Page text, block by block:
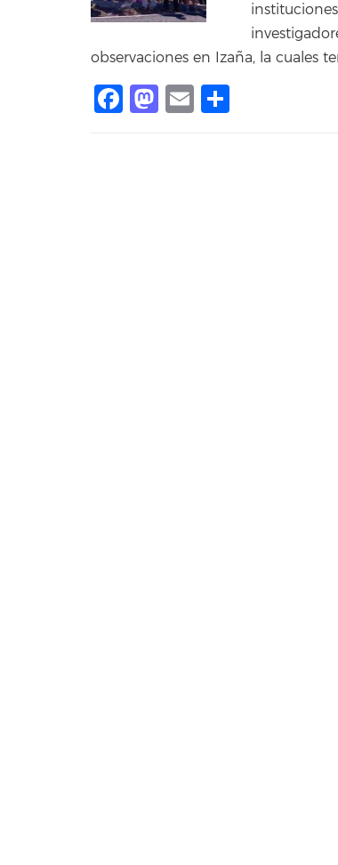
observaciones en Izaña, la cuales
Facebook
Mastodon
Email